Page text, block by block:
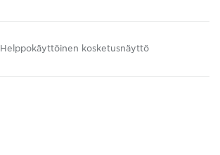
Helppokäyttöinen kosketusnäyttö